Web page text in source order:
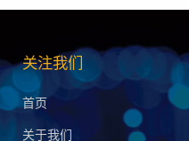
关注我们
首页
关于我们